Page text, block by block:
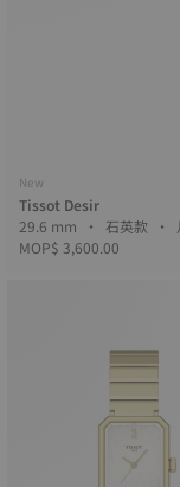
New
Tissot Desir
MOP$ 3,600.00